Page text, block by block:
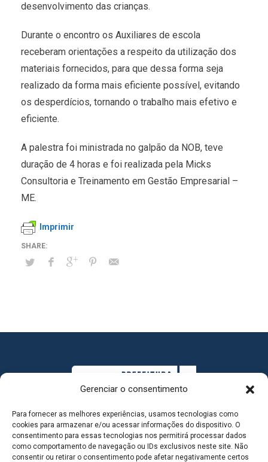
Gerenciar o consentimento
Para fornecer as melhores experiências, usamos tecnologias como
cookies para armazenar e/ou acessar informações do dispositivo. O
consentimento para essas tecnologias nos permitirá processar dados
como comportamento de navegação ou IDs exclusivos neste site. Não
consentir ou retirar o consentimento pode afetar negativamente certos
desenvolvimento das crianças.
Durante o encontro os Auxiliares de escola
receberam orientações a respeito da utilização dos
materiais fornecidos, para que dessa forma seja
realizado da forma mais eficiente possível, evitando
os desperdícios, tornando o trabalho mais efetivo e
eficiente.
A palestra foi ministrada no galpão da NOB, teve
duração de 4 horas e foi realizada pela Micks
Consultoria e Treinamento em Gestão Empresarial –
ME.
Imprimir
MAPA DO SITE